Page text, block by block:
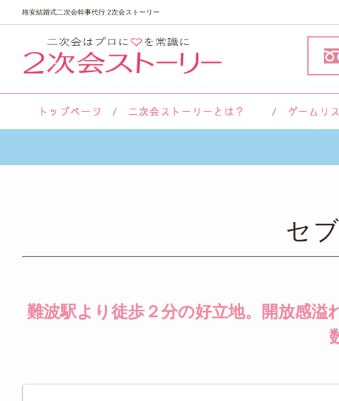
格安結婚式二次会幹事代行 2次会ストーリー
セ
難波駅より徒歩２分の好立地。開放感